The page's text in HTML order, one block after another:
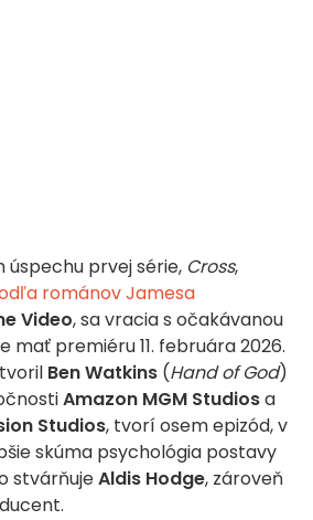
úspechu prvej série, Cross,
románov Jamesa
Video, sa vracia s očakávanou
mať premiéru 11. februára 2026.
Ben Watkins (Hand of God)
Amazon MGM Studiosa
Studios, tvorí osem epizód, v
skúma psychológia postavy
stvárňujeAldis Hodge, zároveň